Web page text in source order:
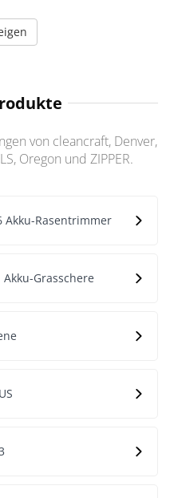
von cleancraft, Denver,
Oregon und ZIPPER.
Akku-Rasentrimmer
Akku-Grasschere